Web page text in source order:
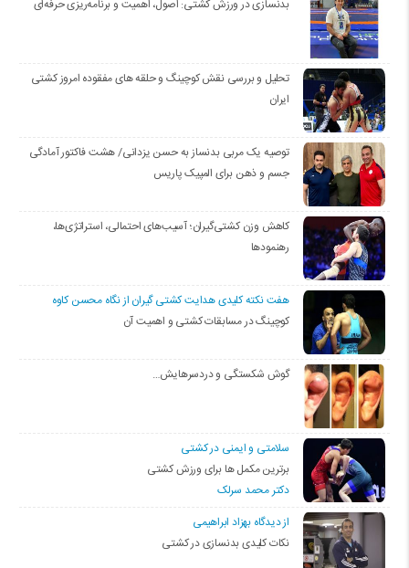
بدنسازی در ورزش کشتی: اصول، اهمیت و برنامه‌ریزی حرفه‌ای
تحلیل و بررسی نقش کوچینگ و حلقه های مفقوده امروز کشتی
ایران
توصیه یک مربی بدنساز به حسن یزدانی/ هشت فاکتور آمادگی
جسم و ذهن برای المپیک پاریس
کاهش وزن کشتی‌گیران؛ آسیب‌های احتمالی، استراتژی‌ها،
رهنمودها
هفت نکته کلیدی هدایت کشتی گیران از نگاه محسن کاوه
کوچینگ در مسابقات کشتی و اهمیت آن
گوش شکستگی و دردسرهایش…
سلامتی و ایمنی در کشتی
برترین مکمل ها برای ورزش کشتی
دکتر محمد سرلک
از دیدگاه بهزاد ابراهیمی
نکات کلیدی بدنسازی در کشتی